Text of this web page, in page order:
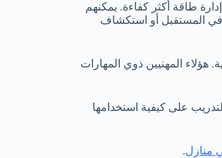
طاقة أكثر كفاءة. يمكنهم
في المستقبل أو استكشاف
هؤلاء المهنيين ذوي المهارات
على كيفية استخدامها
منازل.